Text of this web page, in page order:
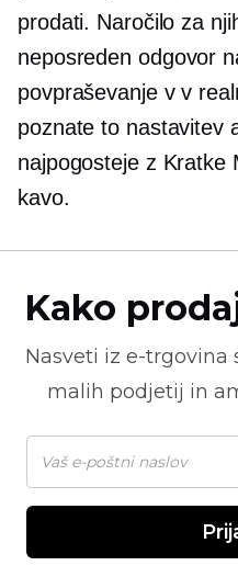
prodati. Naročilo za
neposreden odgovor
povpraševanje vv
poznate to nastavitev
najpogosteje z Kratke
kavo.
Kako
Nasveti iz e-trgovina
malih podjetij in